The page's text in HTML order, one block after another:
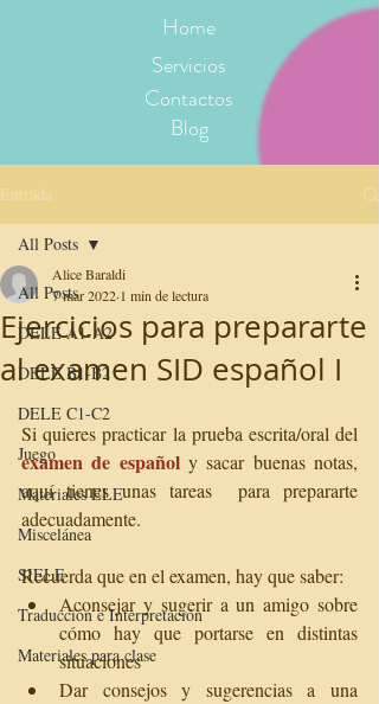
Home
Servicios
Contactos
Blog
Entrada
All Posts
DELE A1-A2
DELE B1-B2
DELE C1-C2
Juego
Materiales ELE
Miscelánea
SIELE
Traducción e Interpretación
Materiales para clase
All Posts
Ejercicios para prepararte
al examen SID español I
Alice Baraldi
7 mar 2022 1 min de lectura
examen de español y sacar buenas notas,
aquí tienes unas tareas  para prepararte
adecuadamente.
Recuerda que en el examen, hay que saber:
Aconsejar y sugerir a un amigo sobre
cómo hay que portarse en distintas
situaciones
Dar consejos y sugerencias a una